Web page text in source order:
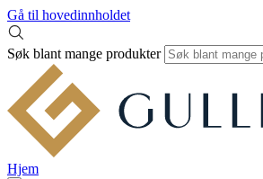
Gå til hovedinnholdet
Søk blant mange produkter
Hjem